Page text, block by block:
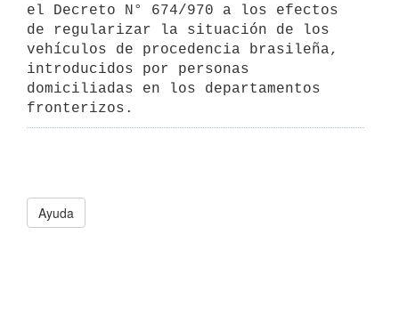
el Decreto N° 674/970 a los efectos
de regularizar la situación de los
vehículos de procedencia brasileña,
introducidos por personas
domiciliadas en los departamentos
fronterizos.
Ayuda